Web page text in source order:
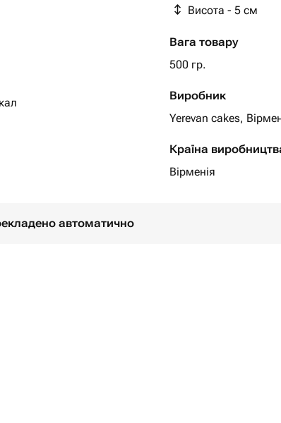
Висота - 5 см
Вага товару
500 гр.
Виробник
Yerevan cakes,
Країна
Вірменія
10 минут
— оформление и
автоматично